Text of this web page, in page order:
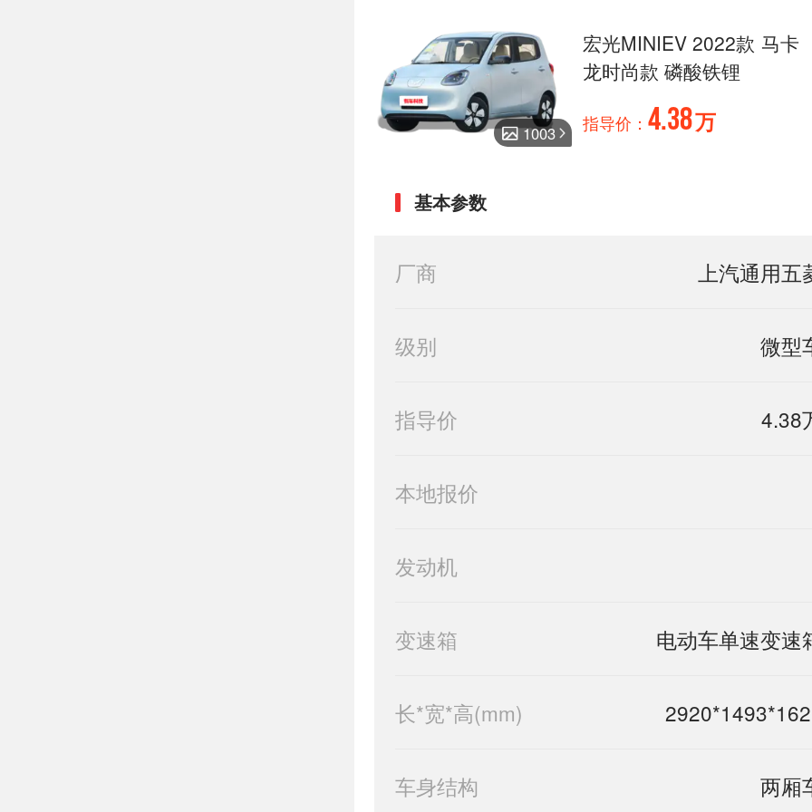
1003
宏光MINIEV 2022款 马卡
龙时尚款 磷酸铁锂
指导价： 4.38万
基本参数
厂商 上汽通用五
级别 微型
指导价 4.38
本地报价
发动机
变速箱 电动车单速变速
长*宽*高(mm)
车身结构 两厢